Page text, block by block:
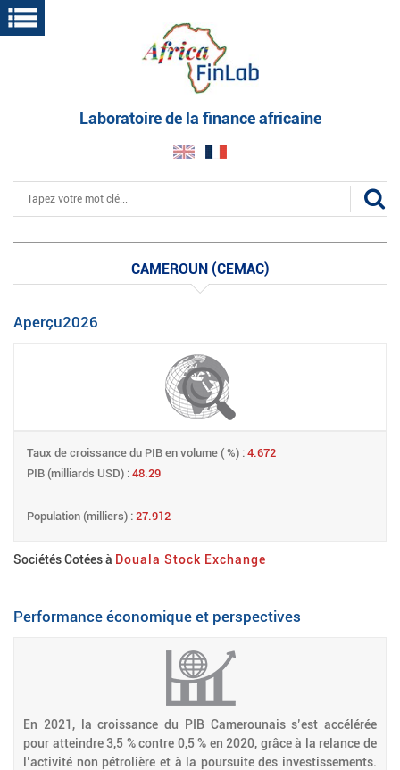
Aller
au
Laboratoire de la finance africaine
Rechercher
CAMEROUN (CEMAC)
Aperçu2026
Taux de croissance du PIB en volume ( %) : 4.672
PIB (milliards USD) : 48.29
Population (milliers) : 27.912
Sociétés Cotées à Douala Stock Exchange
Performance économique et perspectives
En 2021, la croissance du PIB Camerounais s’est accélérée
pour atteindre 3,5 % contre 0,5 % en 2020, grâce à la relance de
l’activité non pétrolière et à la poursuite des investissements.